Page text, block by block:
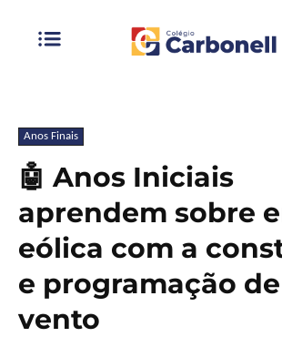
Anos Finais
🤖 Anos Iniciais
aprendem sobre
eólica com a
e programação
vento